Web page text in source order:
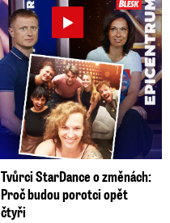
Tvůrci StarDance o změnách:
Proč budou porotci opět
čtyři